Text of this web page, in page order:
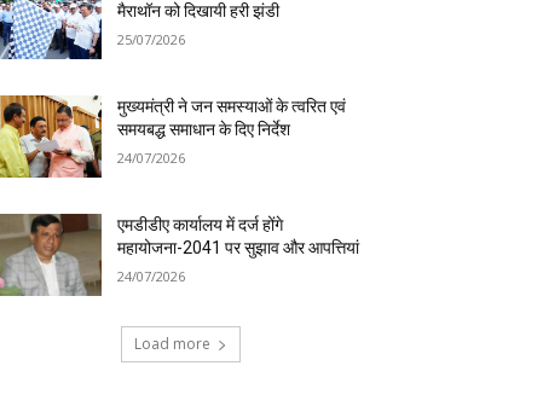
मैराथॉन को दिखायी हरी झंडी
25/07/2026
मुख्यमंत्री ने जन समस्याओं के त्वरित एवं
समयबद्ध समाधान के दिए निर्देश
24/07/2026
एमडीडीए कार्यालय में दर्ज होंगे
महायोजना-2041 पर सुझाव और आपत्तियां
24/07/2026
Load more